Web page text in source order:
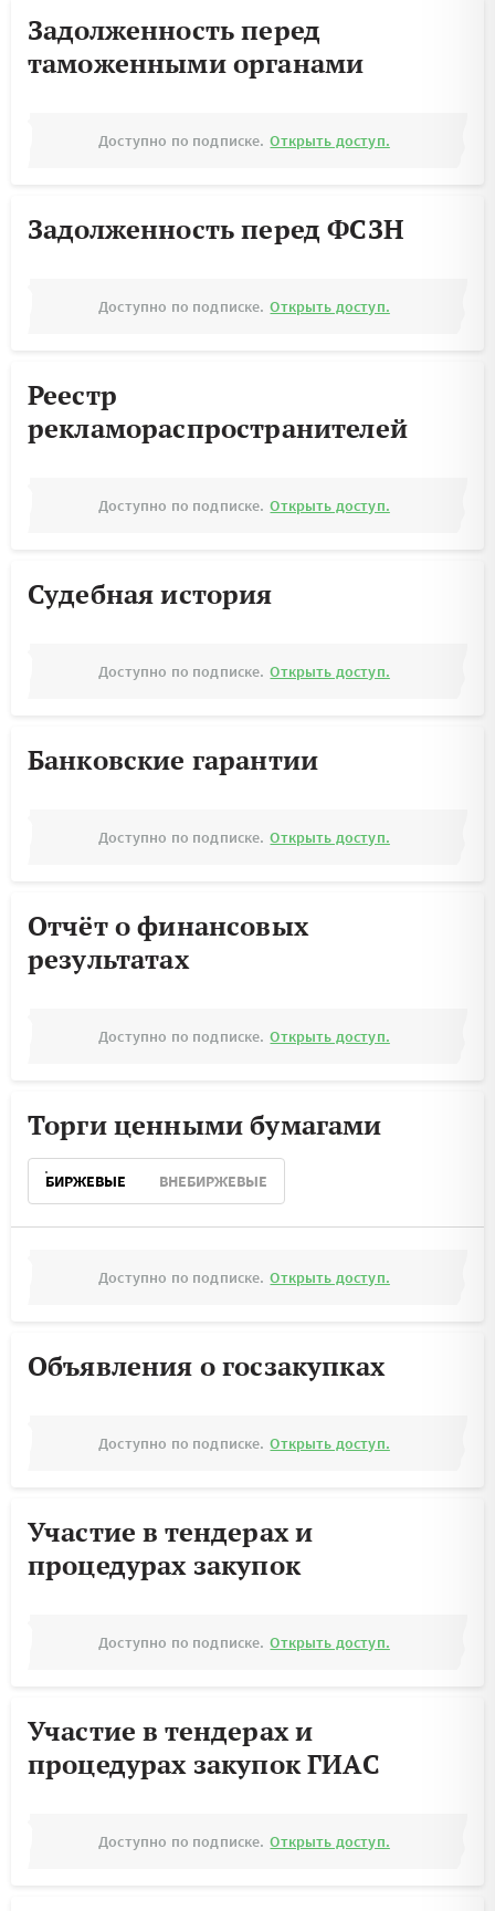
Задолженность перед
таможенными органами
Доступно по подписке. Открыть доступ.
Задолженность перед ФСЗН
Доступно по подписке. Открыть доступ.
Реестр
рекламораспространителей
Доступно по подписке. Открыть доступ.
Судебная история
Доступно по подписке. Открыть доступ.
Банковские гарантии
Доступно по подписке. Открыть доступ.
Отчёт о финансовых
результатах
Доступно по подписке. Открыть доступ.
Торги ценными бумагами
БИРЖЕВЫЕ ВНЕБИРЖЕВЫЕ
Доступно по подписке. Открыть доступ.
Объявления о госзакупках
Доступно по подписке. Открыть доступ.
Участие в тендерах и
процедурах закупок
Доступно по подписке. Открыть доступ.
Участие в тендерах и
процедурах закупок ГИАС
Доступно по подписке. Открыть доступ.